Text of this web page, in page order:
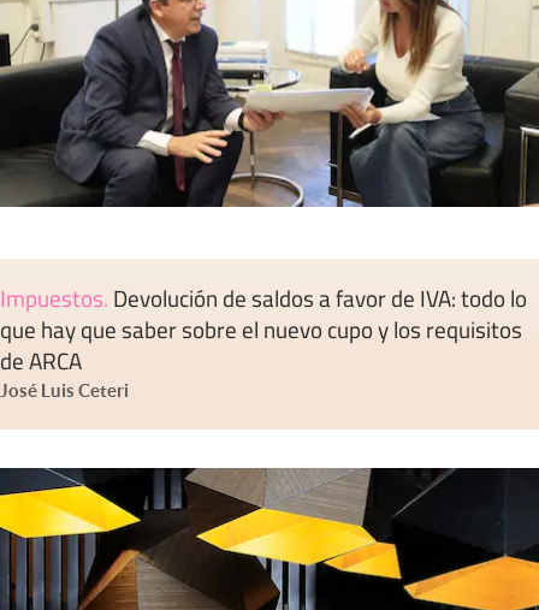
Impuestos. Devolución de saldos a favor de IVA: todo lo
que hay que saber sobre el nuevo cupo y los requisitos
de ARCA
José Luis Ceteri